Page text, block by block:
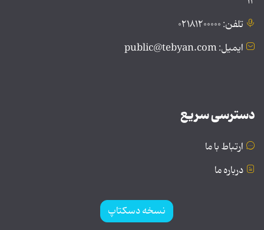
تلفن: ۰۲۱۸۱۲۰۰۰۰۰
ایمیل: public@tebyan.com
دسترسی سریع
ارتباط با ما
درباره ما
نسخه دسکتاپ